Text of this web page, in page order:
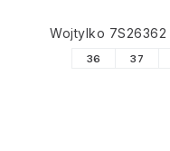
Wojtylko
36 37